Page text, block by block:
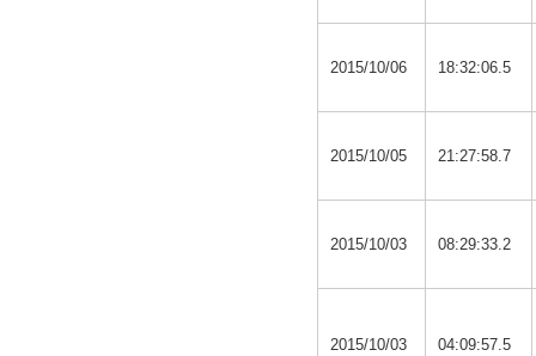
2015/10/06 18:32:06.5
2015/10/05 21:27:58.7
2015/10/03 08:29:33.2
2015/10/03 04:09:57.5